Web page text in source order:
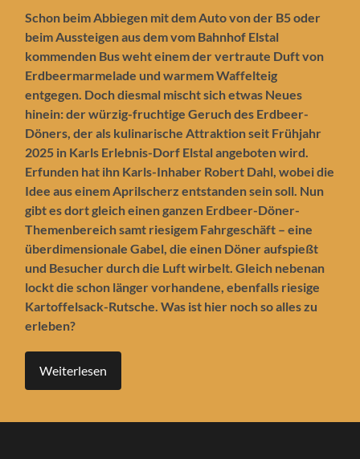
Schon beim Abbiegen mit dem Auto von der B5 oder
beim Aussteigen aus dem vom Bahnhof Elstal
kommenden Bus weht einem der vertraute Duft von
Erdbeermarmelade und warmem Waffelteig
entgegen. Doch diesmal mischt sich etwas Neues
hinein: der würzig-fruchtige Geruch des Erdbeer-
Döners, der als kulinarische Attraktion seit Frühjahr
2025 in Karls Erlebnis-Dorf Elstal angeboten wird.
Erfunden hat ihn Karls-Inhaber Robert Dahl, wobei die
Idee aus einem Aprilscherz entstanden sein soll. Nun
gibt es dort gleich einen ganzen Erdbeer-Döner-
Themenbereich samt riesigem Fahrgeschäft – eine
überdimensionale Gabel, die einen Döner aufspießt
und Besucher durch die Luft wirbelt. Gleich nebenan
lockt die schon länger vorhandene, ebenfalls riesige
Kartoffelsack-Rutsche. Was ist hier noch so alles zu
erleben?
Weiterlesen